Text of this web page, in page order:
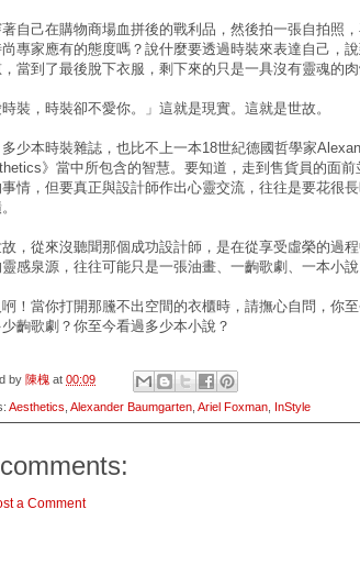
自己在購物商場血拼後的戰利品，然後拍一張自拍照
專家應有的態度嗎？說什麼要透過時裝來表達自己，
當到了最後脫下衣服，剩下來的只是一具沒有靈魂的肉
時裝，時裝卻不愛你。」這就是現實。這就是世故。
少本時裝雜誌，也比不上一本18世紀德國哲學家
》當中所包含的智慧。要知道，走到售貨員的面
情，但要真正與設計師作出心靈交流，往往是要花很
，從來沒聽聞那個成功設計師，是在從享受虛榮的過
感泉源，往往可能只是一張油畫、一齣歌劇、一本小說
！當你打開那黱不出空間的衣櫃時，請撫心自問，你
齣歌劇？你至今看過多少本小說？
by 陳槐 at 00:09
Aesthetics Alexander Baumgarten Ariel Foxman InStyle
a Comment